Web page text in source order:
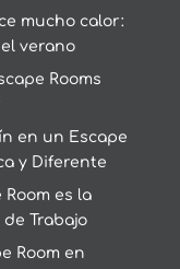
mucho calor:
verano
Rooms
en un Escape
y Diferente
es la
Trabajo
Room en